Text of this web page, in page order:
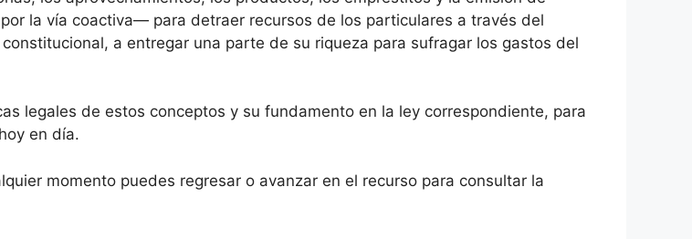
la vía coactiva— para detraer recursos de los particulares a través del
a entregar una parte de su riqueza para sufragar los gastos del
legales de estos conceptos y su fundamento en la ley correspondiente, para
en día.
momento puedes regresar o avanzar en el recurso para consultar la